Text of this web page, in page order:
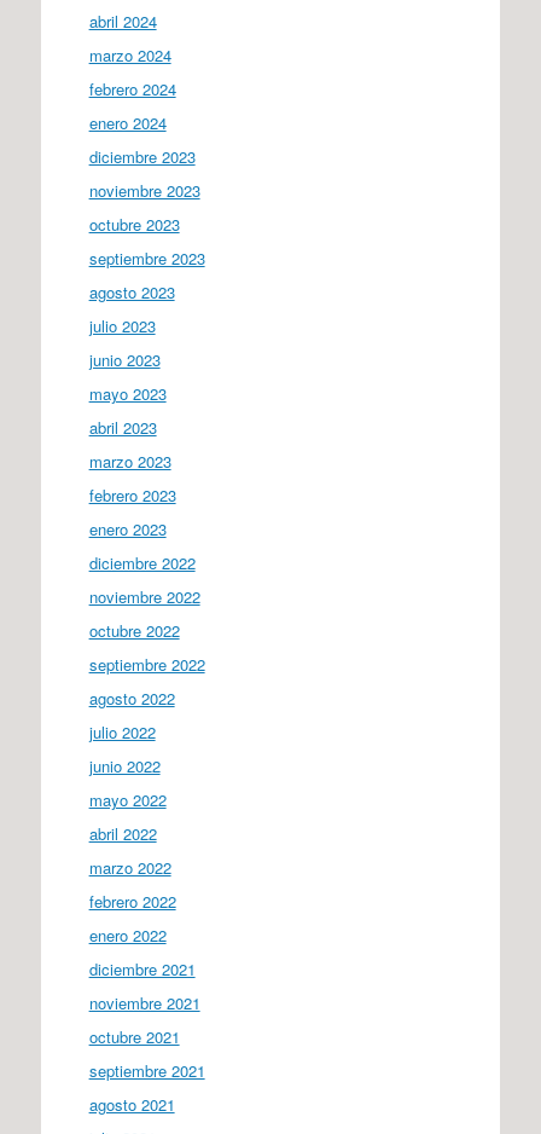
abril 2024
marzo 2024
febrero 2024
enero 2024
diciembre 2023
noviembre 2023
octubre 2023
septiembre 2023
agosto 2023
julio 2023
junio 2023
mayo 2023
abril 2023
marzo 2023
febrero 2023
enero 2023
diciembre 2022
noviembre 2022
octubre 2022
septiembre 2022
agosto 2022
julio 2022
junio 2022
mayo 2022
abril 2022
marzo 2022
febrero 2022
enero 2022
diciembre 2021
noviembre 2021
octubre 2021
septiembre 2021
agosto 2021